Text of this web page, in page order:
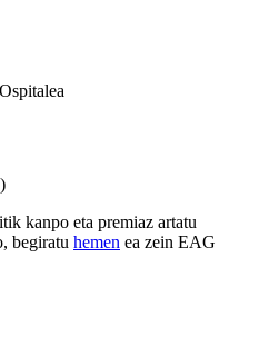
kanpo eta premiaz artatu
begiratu hemen ea zein EAG